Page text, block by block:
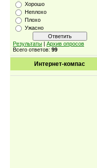
Хорошо
Неплохо
Плохо
Ужасно
Результаты | Архив опросов
Всего ответов: 99
Интернет-компас